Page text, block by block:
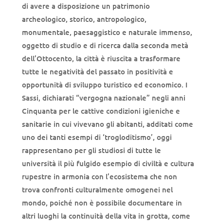
di avere a disposizione un patrimonio
archeologico, storico, antropologico,
monumentale, paesaggistico e naturale immenso,
oggetto di studio e di ricerca dalla seconda metà
dell’Ottocento, la città è riuscita a trasformare
tutte le negatività del passato in positività e
opportunità di sviluppo turistico ed economico. I
Sassi, dichiarati “vergogna nazionale” negli anni
Cinquanta per le cattive condizioni igieniche e
sanitarie in cui vivevano gli abitanti, additati come
uno dei tanti esempi di ‘trogloditismo’, oggi
rappresentano per gli studiosi di tutte le
università il più fulgido esempio di civiltà e cultura
rupestre in armonia con l’ecosistema che non
trova confronti culturalmente omogenei nel
mondo, poiché non è possibile documentare in
altri luoghi la continuità della vita in grotta, come